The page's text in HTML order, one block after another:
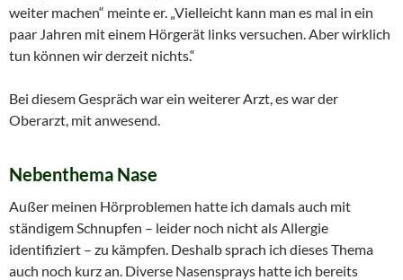
weiter machen“ meinte er. „Vielleicht kann man es mal in ein
paar Jahren mit einem Hörgerät links versuchen. Aber wirklich
tun können wir derzeit nichts.“
Bei diesem Gespräch war ein weiterer Arzt, es war der
Oberarzt, mit anwesend.
Nebenthema Nase
Außer meinen Hörproblemen hatte ich damals auch mit
ständigem Schnupfen – leider noch nicht als Allergie
identifiziert – zu kämpfen. Deshalb sprach ich dieses Thema
auch noch kurz an. Diverse Nasensprays hatte ich bereits